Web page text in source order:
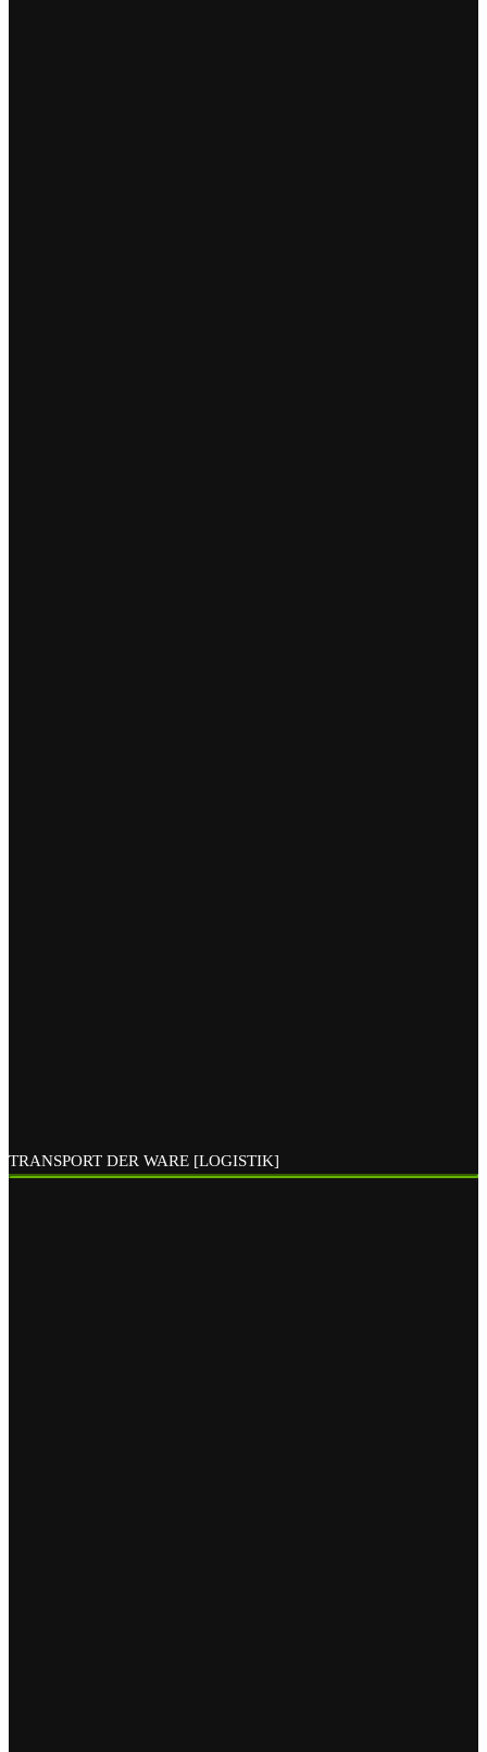
TRANSPORT DER WARE [LOGISTIK]